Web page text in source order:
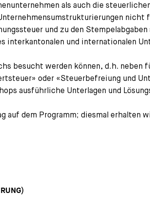
als auch die
nicht
und zu den
interkantonalen und internationalen
besucht werden können, d.h. neben
oder «Steuerbefreiung und
ausführliche Unterlagen und
auf dem Programm; diesmal erhalten